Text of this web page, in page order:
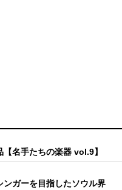
名手たちの楽器 vol.9】
ンガーを目指したソウル界